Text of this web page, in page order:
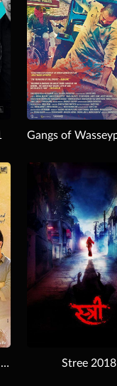
Download
Stree 2018
Ek Ladki Ko Dekha Toh Aisa Laga 2019